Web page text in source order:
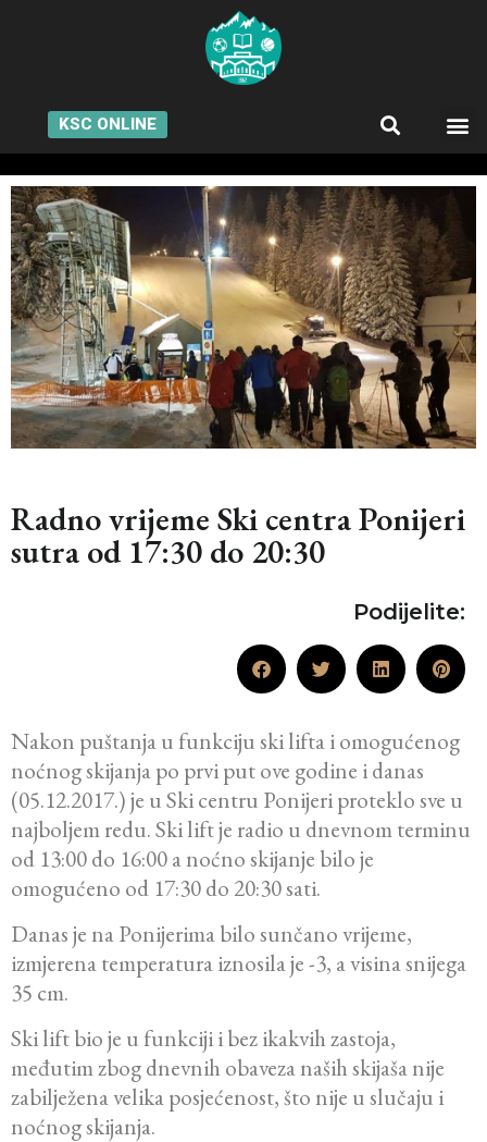
KSC ONLINE
Radno vrijeme Ski centra Ponijeri
sutra od 17:30 do 20:30
Podijelite:
Nakon puštanja u funkciju ski lifta i omogućenog
noćnog skijanja po prvi put ove godine i danas
(05.12.2017.) je u Ski centru Ponijeri proteklo sve u
najboljem redu. Ski lift je radio u dnevnom terminu
od 13:00 do 16:00 a noćno skijanje bilo je
omogućeno od 17:30 do 20:30 sati.
Danas je na Ponijerima bilo sunčano vrijeme,
izmjerena temperatura iznosila je -3, a visina snijega
35 cm.
Ski lift bio je u funkciji i bez ikakvih zastoja,
međutim zbog dnevnih obaveza naših skijaša nije
zabilježena velika posjećenost, što nije u slučaju i
noćnog skijanja.